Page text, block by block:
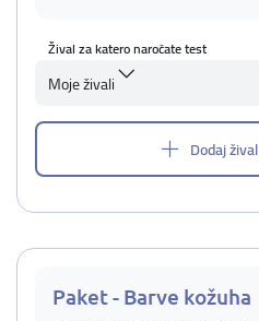
Žival za katero naročate test
Moje živali
Dodaj žival
Paket - Barve kožuha